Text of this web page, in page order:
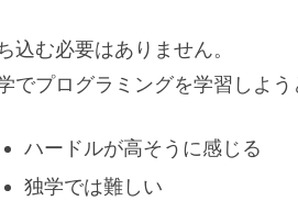
込む必要はありません。
でプログラミングを学習しよう
ハードルが高そうに感じる
独学では難しい